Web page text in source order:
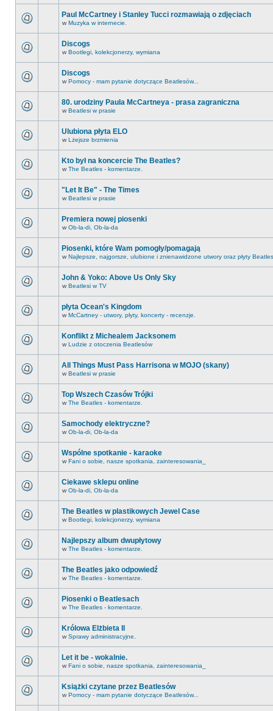
Paul McCartney i Stanley Tucci rozmawiają o zdjęciach
w Muzyka w internecie.
Discogs
w Bootlegi, kolekcjonerzy, wymiana
Discogs
w Pomocy - mam pytanie dotyczące Beatlesów...
80. urodziny Paula McCartneya - prasa zagraniczna
w Beatlesi w prasie
Ulubiona płyta ELO
w Lżejsze brzmienia
Kto był na koncercie The Beatles?
w The Beatles - komentarze.
"Let It Be" - The Times
w Beatlesi w prasie
Premiera nowej piosenki
w Ob-la-di, Ob-la-da
Piosenki, które Wam pomogły/pomagają
w Najlepsze, najgorsze, ulubione i znienawidzone utwory oraz płyty
John & Yoko: Above Us Only Sky
w Beatlesi w TV
płyta Ocean's Kingdom
w McCartney - utwory, płyty, koncerty - recenzje.
Konflikt z Michealem Jacksonem
w Ludzie z otoczenia Beatlesów
All Things Must Pass Harrisona w MOJO (skany)
w Beatlesi w prasie
Top Wszech Czasów Trójki
w The Beatles - komentarze.
Samochody elektryczne?
w Ob-la-di, Ob-la-da
Wspólne spotkanie - karaoke
w Fani o sobie, nasze spotkania, zainteresowania_
Ciekawe sklepu online
w Ob-la-di, Ob-la-da
The Beatles w plastikowych Jewel Case
w Bootlegi, kolekcjonerzy, wymiana
Najlepszy album dwupłytowy
w The Beatles - komentarze.
The Beatles jako odpowiedź
w The Beatles - komentarze.
Piosenki o Beatlesach
w The Beatles - komentarze.
Królowa Elżbieta II
w Sprawy administracyjne.
Let it be - wokalnie.
w Fani o sobie, nasze spotkania, zainteresowania_
Książki czytane przez Beatlesów
w Pomocy - mam pytanie dotyczące Beatlesów...